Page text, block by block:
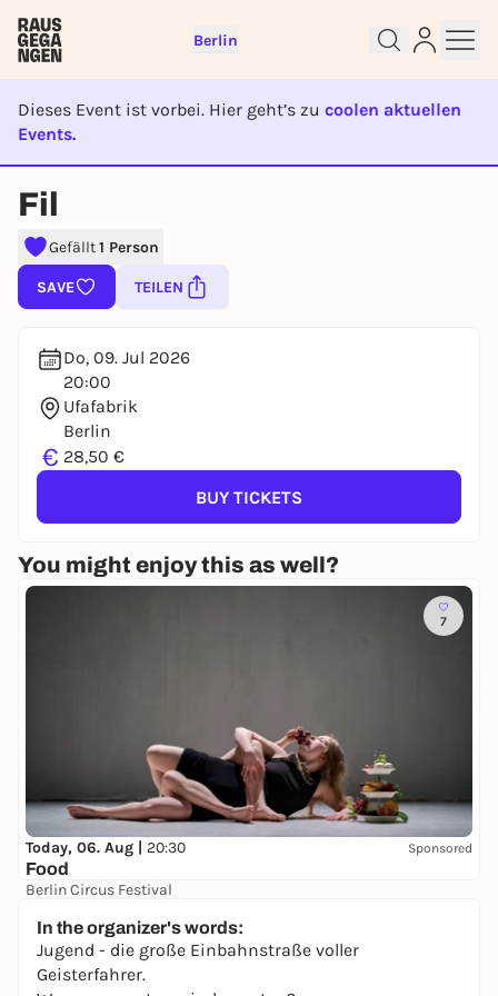
Berlin
Dieses Event ist vorbei. Hier geht’s zu coolen aktuellen
Events.
Fil
Gefällt1 Person
SAVE TEILEN
Do, 09. Jul 2026
20:00
Ufafabrik
Berlin
€ 28,50 €
BUY TICKETS
You might enjoy this as well?
7
Today, 06. Aug | 20:30 Sponsored
Food
Berlin Circus Festival
In the organizer's words:
Jugend - die große Einbahnstraße voller
Geisterfahrer.
To like events, follow pages, or participate in
lotteries, you need a free Rausgegangen account.
REGISTER FOR FREE NOW